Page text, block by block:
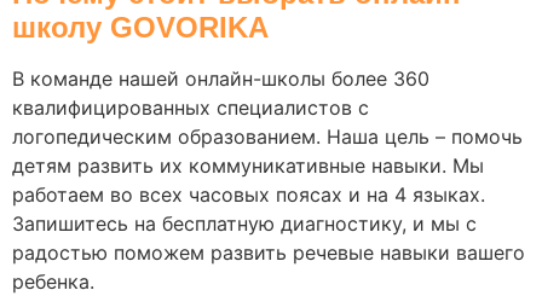
школу GOVORIKA
В команде нашей онлайн-школы более 360
квалифицированных специалистов с
логопедическим образованием. Наша цель – помочь
детям развить их коммуникативные навыки. Мы
работаем во всех часовых поясах и на 4 языках.
Запишитесь на бесплатную диагностику, и мы с
радостью поможем развить речевые навыки вашего
ребенка.